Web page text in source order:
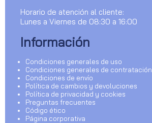
Horario de atención al cliente:
Lunes a Viernes de 08:30 a 16:00
Información
Condiciones generales de uso
Condiciones generales de contratación
Condiciones de envío
Política de cambios y devoluciones
Política de privacidad y cookies
Preguntas frecuentes
Código ético
Página corporativa